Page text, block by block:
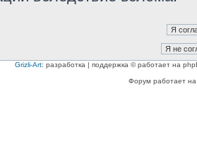
Grizli-Art: разработка | поддержка © работает на
Форум работает